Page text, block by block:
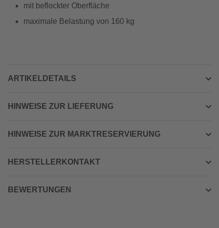
mit beflockter Oberfläche
maximale Belastung von 160 kg
ARTIKELDETAILS
HINWEISE ZUR LIEFERUNG
HINWEISE ZUR MARKTRESERVIERUNG
HERSTELLERKONTAKT
BEWERTUNGEN